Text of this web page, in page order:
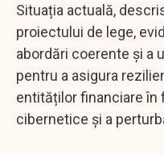
Situația actuală,
proiectului de lege,
abordări coerente și a
pentru a asigura
entităților financiare în
cibernetice și a